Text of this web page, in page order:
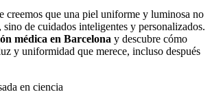
creemos que una piel uniforme y luminosa no
sino de cuidados inteligentes y personalizados.
médica en Barcelona y descubre cómo
y uniformidad que merece, incluso después
en ciencia